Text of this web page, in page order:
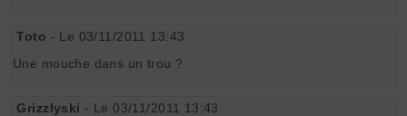
Toto - Le 03/11/2011 13:43
Une mouche dans un trou ?
Grizzlyski - Le 03/11/2011 13:43